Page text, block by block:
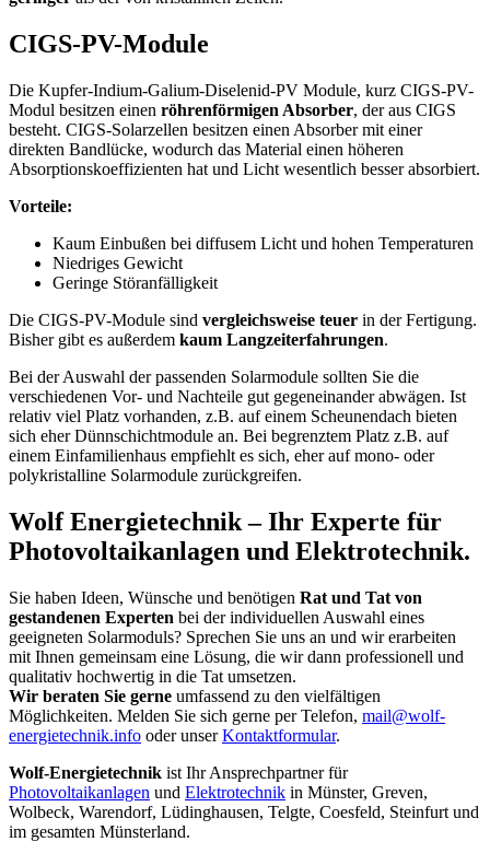
CIGS-PV-Module
Die Kupfer-Indium-Galium-Diselenid-PV Module, kurz CIGS-PV-
Modul besitzen einen röhrenförmigen Absorber, der aus CIGS
besteht. CIGS-Solarzellen besitzen einen Absorber mit einer
direkten Bandlücke, wodurch das Material einen höheren
Absorptionskoeffizienten hat und Licht wesentlich besser absorbiert.
Vorteile:
Kaum Einbußen bei diffusem Licht und hohen Temperaturen
Niedriges Gewicht
Geringe Störanfälligkeit
Die CIGS-PV-Module sind vergleichsweise teuer in der Fertigung.
Bisher gibt es außerdem kaum Langzeiterfahrungen.
Bei der Auswahl der passenden Solarmodule sollten Sie die
verschiedenen Vor- und Nachteile gut gegeneinander abwägen. Ist
relativ viel Platz vorhanden, z.B. auf einem Scheunendach bieten
sich eher Dünnschichtmodule an. Bei begrenztem Platz z.B. auf
einem Einfamilienhaus empfiehlt es sich, eher auf mono- oder
polykristalline Solarmodule zurückgreifen.
Wolf Energietechnik – Ihr Experte für
Photovoltaikanlagen und Elektrotechnik.
Sie haben Ideen, Wünsche und benötigen Rat und Tat von
gestandenen Experten bei der individuellen Auswahl eines
geeigneten Solarmoduls? Sprechen Sie uns an und wir erarbeiten
mit Ihnen gemeinsam eine Lösung, die wir dann professionell und
qualitativ hochwertig in die Tat umsetzen.
Wir beraten Sie gerne umfassend zu den vielfältigen
Möglichkeiten. Melden Sie sich gerne per Telefon, mail@wolf-
energietechnik.info oder unserKontaktformular.
Wolf-Energietechnik ist Ihr Ansprechpartner für
Photovoltaikanlagen und Elektrotechnik in Münster, Greven,
Wolbeck, Warendorf, Lüdinghausen, Telgte, Coesfeld, Steinfurt und
im gesamten Münsterland.